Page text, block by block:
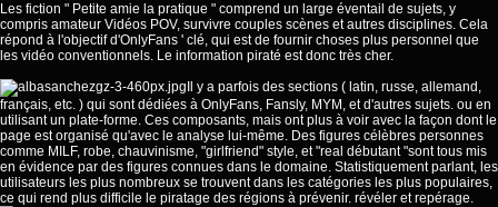
Les fiction " Petite amie la pratique " comprend un large éventail de sujets, y
compris amateur Vidéos POV, survivre couples scènes et autres disciplines. Cela
répond à l'objectif d'OnlyFans ' clé, qui est de fournir choses plus personnel que
les vidéo conventionnels. Le information piraté est donc très cher.
Il y a parfois des sections ( latin, russe, allemand,
français, etc. ) qui sont dédiées à OnlyFans, Fansly, MYM, et d'autres sujets. ou en
utilisant un plate-forme. Ces composants, mais ont plus à voir avec la façon dont le
page est organisé qu'avec le analyse lui-même. Des figures célèbres personnes
comme MILF, robe, chauvinisme, "girlfriend" style, et "real débutant "sont tous mis
en évidence par des figures connues dans le domaine. Statistiquement parlant, les
utilisateurs les plus nombreux se trouvent dans les catégories les plus populaires,
ce qui rend plus difficile le piratage des régions à prévenir. révéler et repérage.